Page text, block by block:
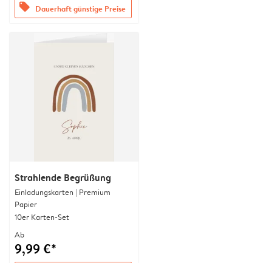
offers Dauerhaft günstige Preise
Strahlende Begrüßung
Einladungskarten | Premium
Papier
10er Karten-Set
Ab
9,99 €*